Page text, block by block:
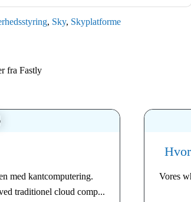
, Sky, Skyplatforme
fra Fastly
med kantcomputering.
traditionel cloud comp...
Vores